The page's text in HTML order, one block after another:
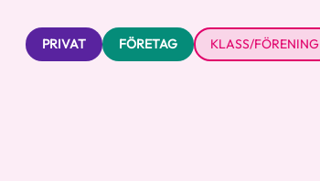
PRIVAT FÖRETAG KLASS/FÖRENING